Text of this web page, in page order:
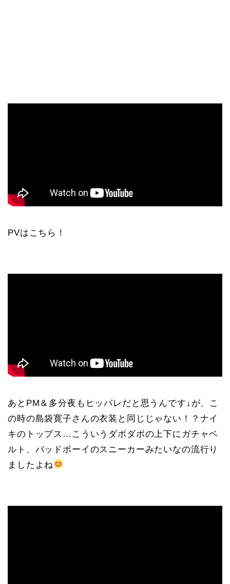
PVはこちら！
あとPM＆多分夜もヒッパレだと思うんです↓が、こ
の時の島袋寛子さんの衣装と同じじゃない！？ナイ
キのトップス…こういうダボダボの上下にガチャベ
ルト、バッドボーイのスニーカーみたいなの流行り
ましたよね